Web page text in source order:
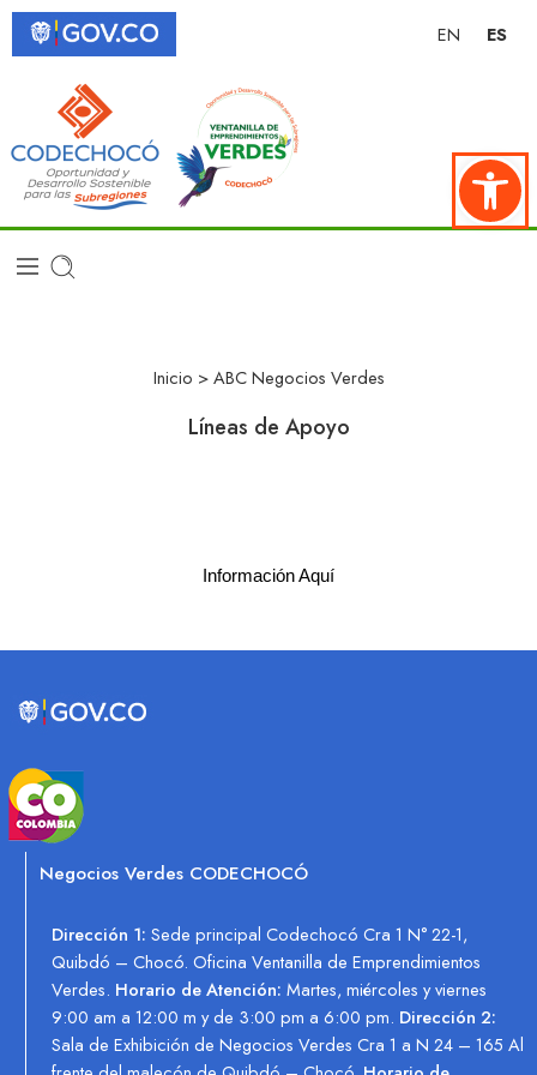
Abrir
Inicio > ABC Negocios Verdes
Líneas de Apoyo
Información Aquí
EN ES
Negocios Verdes CODECHOCÓ
Dirección 1: Sede principal Codechocó Cra 1 N° 22-1,
Quibdó – Chocó. Oficina Ventanilla de Emprendimientos
Verdes. Horario de Atención: Martes, miércoles y viernes
9:00 am a 12:00 m y de 3:00 pm a 6:00 pm. Dirección 2:
Sala de Exhibición de Negocios Verdes Cra 1 a N 24 – 165 Al